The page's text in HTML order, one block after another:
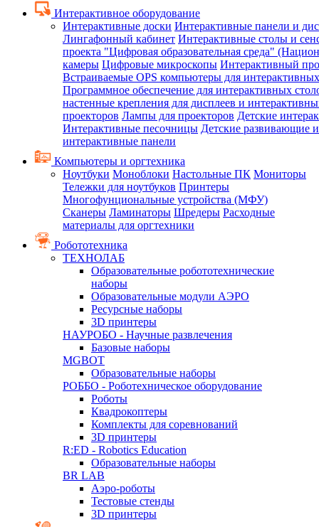
Интерактивное оборудование
Интерактивные доски Интерактивные панели и
Лингафонный кабинет Интерактивные столы и
проекта "Цифровая образовательная среда"
камеры Цифровые микроскопы Интерактивный
Встраиваемые OPS компьютеры для
Программное обеспечение для интерактивных
настенные крепления для дисплеев и
проекторов Лампы для проекторов Детские
Интерактивные песочницы Детские развивающие
интерактивные панели
Компьютеры и оргтехника
Ноутбуки Моноблоки Настольные ПК Мониторы
Тележки для ноутбуков Принтеры
Многофунциональные устройства (МФУ)
Сканеры Ламинаторы Шредеры Расходные
материалы для оргтехники
Робототехника
ТЕХНОЛАБ
Образовательные робототехнические
наборы
Образовательные модули АЭРО
Ресурсные наборы
3D принтеры
НАУРОБО - Научные развлечения
Базовые наборы
MGBOT
Образовательные наборы
РОББО - Роботехническое оборудование
Роботы
Квадрокоптеры
Комплекты для соревнований
3D принтеры
R:ED - Robotics Education
Образовательные наборы
BR LAB
Аэро-роботы
Тестовые стенды
3D принтеры